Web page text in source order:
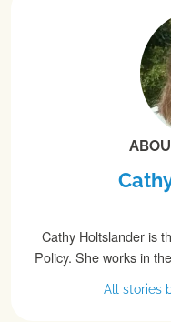
Cathy Holtslander is
Policy. She works in
All stories